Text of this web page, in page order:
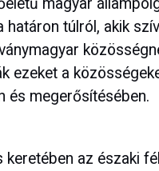
túlról, akik
ezeket a
és megerősítésében.
az északi